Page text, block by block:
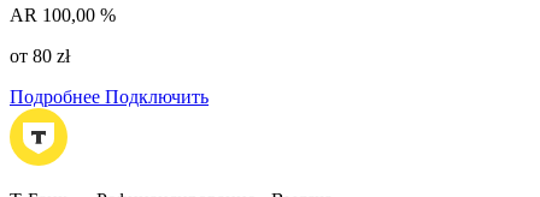
AR 100,00 %
от 80 zł
Подробнее Подключить